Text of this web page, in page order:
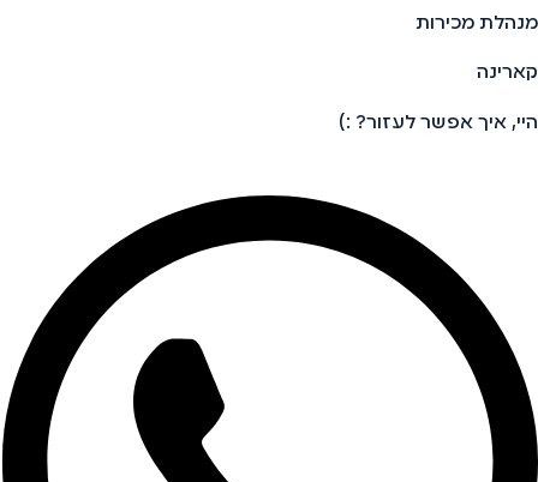
מנהלת מכירות
קארינה
היי, איך אפשר לעזור? :)